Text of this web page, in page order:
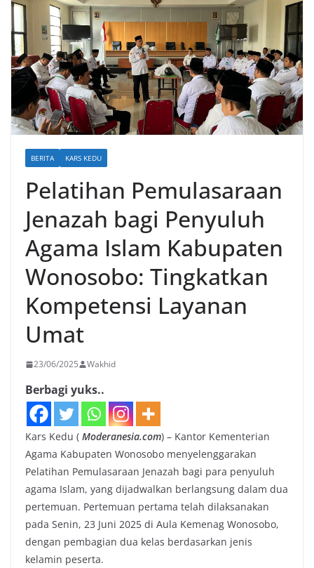
BERITA KARS KEDU
Pelatihan Pemulasaraan
Jenazah bagi Penyuluh
Agama Islam Kabupaten
Wonosobo: Tingkatkan
Kompetensi Layanan
Umat
23/06/2025 Wakhid
Berbagi yuks..
Kars Kedu ( Moderanesia.com) – Kantor Kementerian
Agama Kabupaten Wonosobo menyelenggarakan
Pelatihan Pemulasaraan Jenazah bagi para penyuluh
agama Islam, yang dijadwalkan berlangsung dalam dua
pertemuan. Pertemuan pertama telah dilaksanakan
pada Senin, 23 Juni 2025 di Aula Kemenag Wonosobo,
dengan pembagian dua kelas berdasarkan jenis
kelamin peserta.